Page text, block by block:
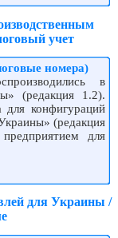
учет
номера)
в
(редакция 1.2).
для конфигураций
(редакция
для
для Украины /